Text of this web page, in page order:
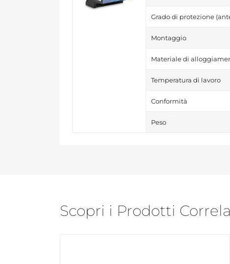
Grado di protezione
Montaggio
Materiale di
Temperatura di lavoro
Conformità
Peso
Scopri i Prodotti